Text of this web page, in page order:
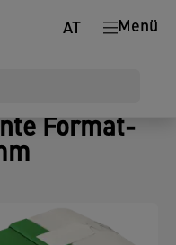
Menü
AT
Format-